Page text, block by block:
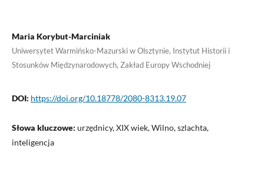
Maria Korybut-Marciniak
Uniwersytet Warmińsko-Mazurski w Olsztynie, Instytut Historii i
Stosunków Międzynarodowych, Zakład Europy Wschodniej
DOI: https://doi.org/10.18778/2080-8313.19.07
Słowa kluczowe: urzędnicy, XIX wiek, Wilno, szlachta,
inteligencja